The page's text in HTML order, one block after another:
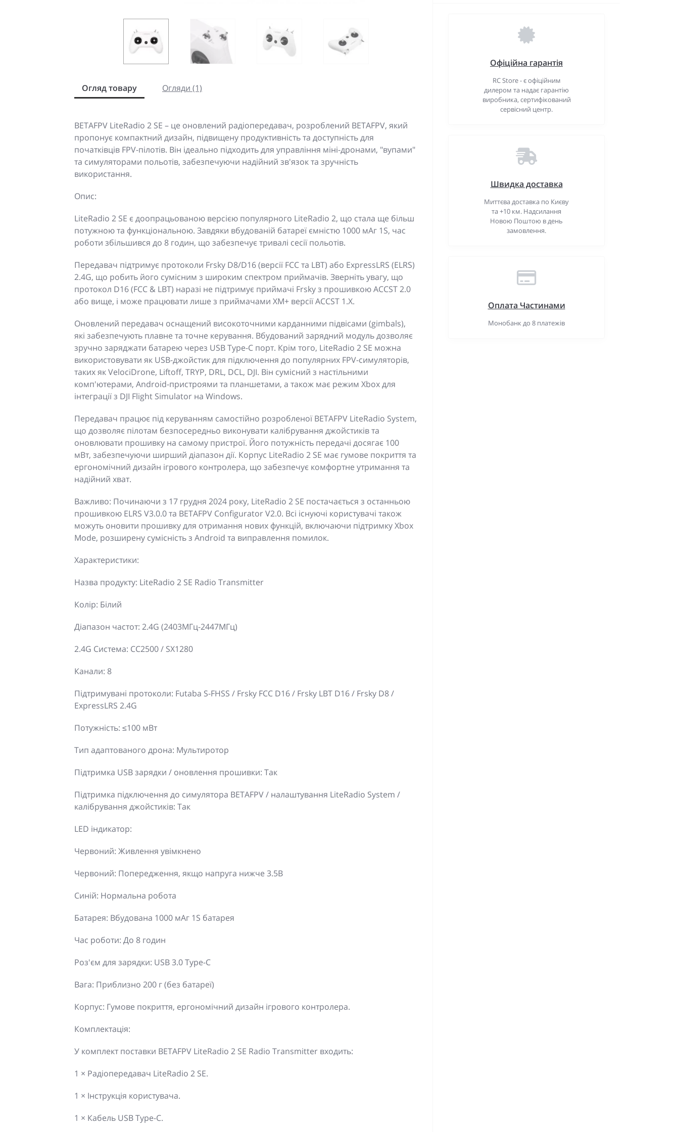
Огляд товару Огляди (1)
BETAFPV LiteRadio 2 SE – це оновлений радіопередавач, розроблений BETAFPV, який
пропонує компактний дизайн, підвищену продуктивність та доступність для
початківців FPV-пілотів. Він ідеально підходить для управління міні-дронами, "вупами"
та симуляторами польотів, забезпечуючи надійний зв'язок та зручність
використання.
Опис:
LiteRadio 2 SE є доопрацьованою версією популярного LiteRadio 2, що стала ще більш
потужною та функціональною. Завдяки вбудованій батареї ємністю 1000 мАг 1S, час
роботи збільшився до 8 годин, що забезпечує тривалі сесії польотів.
Передавач підтримує протоколи Frsky D8/D16 (версії FCC та LBT) або ExpressLRS (ELRS)
2.4G, що робить його сумісним з широким спектром приймачів. Зверніть увагу, що
протокол D16 (FCC & LBT) наразі не підтримує приймачі Frsky з прошивкою ACCST 2.0
або вище, і може працювати лише з приймачами XM+ версії ACCST 1.X.
Оновлений передавач оснащений високоточними карданними підвісами (gimbals),
які забезпечують плавне та точне керування. Вбудований зарядний модуль дозволяє
зручно заряджати батарею через USB Type-C порт. Крім того, LiteRadio 2 SE можна
використовувати як USB-джойстик для підключення до популярних FPV-симуляторів,
таких як VelociDrone, Liftoff, TRYP, DRL, DCL, DJI. Він сумісний з настільними
комп'ютерами, Android-пристроями та планшетами, а також має режим Xbox для
інтеграції з DJI Flight Simulator на Windows.
Передавач працює під керуванням самостійно розробленої BETAFPV LiteRadio System,
що дозволяє пілотам безпосередньо виконувати калібрування джойстиків та
оновлювати прошивку на самому пристрої. Його потужність передачі досягає 100
мВт, забезпечуючи ширший діапазон дії. Корпус LiteRadio 2 SE має гумове покриття та
ергономічний дизайн ігрового контролера, що забезпечує комфортне утримання та
надійний хват.
Важливо: Починаючи з 17 грудня 2024 року, LiteRadio 2 SE постачається з останньою
прошивкою ELRS V3.0.0 та BETAFPV Configurator V2.0. Всі існуючі користувачі також
можуть оновити прошивку для отримання нових функцій, включаючи підтримку Xbox
Mode, розширену сумісність з Android та виправлення помилок.
Характеристики:
Назва продукту: LiteRadio 2 SE Radio Transmitter
Колір: Білий
Діапазон частот: 2.4G (2403МГц-2447МГц)
2.4G Система: CC2500 / SX1280
Канали: 8
Підтримувані протоколи: Futaba S-FHSS / Frsky FCC D16 / Frsky LBT D16 / Frsky D8 /
ExpressLRS 2.4G
Потужність: ≤100 мВт
Тип адаптованого дрона: Мультиротор
Підтримка USB зарядки / оновлення прошивки: Так
Підтримка підключення до симулятора BETAFPV / налаштування LiteRadio System /
калібрування джойстиків: Так
LED індикатор:
Червоний: Живлення увімкнено
Червоний: Попередження, якщо напруга нижче 3.5В
Синій: Нормальна робота
Батарея: Вбудована 1000 мАг 1S батарея
Час роботи: До 8 годин
Роз'єм для зарядки: USB 3.0 Type-C
Вага: Приблизно 200 г (без батареї)
Корпус: Гумове покриття, ергономічний дизайн ігрового контролера.
Комплектація:
У комплект поставки BETAFPV LiteRadio 2 SE Radio Transmitter входить:
1 × Радіопередавач LiteRadio 2 SE.
1 × Інструкція користувача.
1 × Кабель USB Type-C.
Офіційна гарантія
RC Store - є офіційним
дилером та надає гарантію
виробника, сертифікований
сервісний центр.
Швидка доставка
Миттєва доставка по Києву
та +10 км. Надсилання
Новою Поштою в день
замовлення.
Оплата Частинами
Монобанк до 8 платежів